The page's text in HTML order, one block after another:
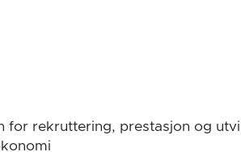
for rekruttering, prestasjon og